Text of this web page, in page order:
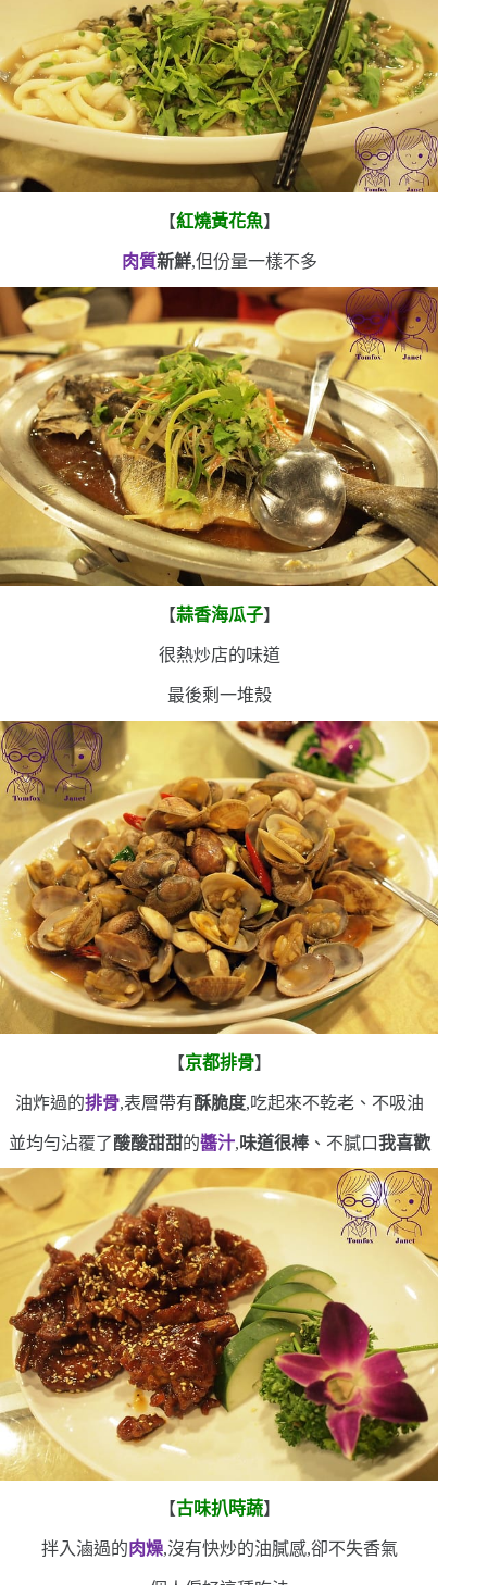
【紅燒黃花魚】
肉質新鮮,但份量一樣不多
【蒜香海瓜子】
很熱炒店的味道
最後剩一堆殼
【京都排骨】
油炸過的排骨,表層帶有酥脆度,吃起來不乾老、不吸油
並均勻沾覆了酸酸甜甜的醬汁, 味道很棒、不膩口我喜歡
【古味扒時蔬】
拌入滷過的肉燥,沒有快炒的油膩感,卻不失香氣